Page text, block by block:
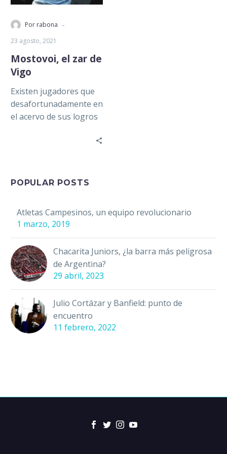
Por rabona -
23 agosto, 2021
Mostovoi, el zar de
Vigo
Existen jugadores que
desafortunadamente en
el acervo de sus logros
POPULAR POSTS
Atletas Campesinos, un equipo revolucionario
1 marzo, 2019
Chacarita Juniors, ¿la barra más peligrosa
de Argentina?
29 abril, 2023
Julio Cortázar y Banfield: punto de
encuentro
11 febrero, 2022